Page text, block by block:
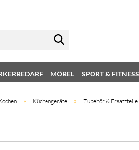
MÖBEL SPORT & FITNESS
» Küchengeräte » Zubehör & Ersatzteile